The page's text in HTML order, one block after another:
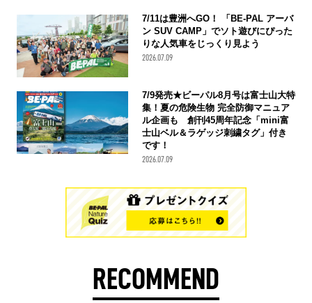
7/11は豊洲へGO！ 「BE-PAL アーバ
ン SUV CAMP」でソト遊びにぴった
りな人気車をじっくり見よう
2026.07.09
7/9発売★ビーパル8月号は富士山大特
集！夏の危険生物 完全防御マニュア
ル企画も 創刊45周年記念「mini富
士山ベル＆ラゲッジ刺繍タグ」付き
です！
2026.07.09
RECOMMEND